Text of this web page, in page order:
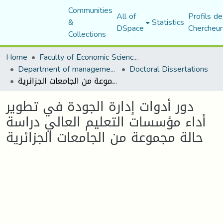
Communities
&
Collections
All of
DSpace Statistics Profils
Home
Faculty of Economic Sciences, Commerce and Management Sciences
Department of management sciences Doctoral Dissertations
دور أدوات إدارة الجودة في تطوير أداء مؤسسات التعليم العالي دراسة حالة مجموعة من الجامعات الجزائرية
دور أدوات إدارة الجودة في تطوير
أداء مؤسسات التعليم العالي دراسة
حالة مجموعة من الجامعات الجزائرية